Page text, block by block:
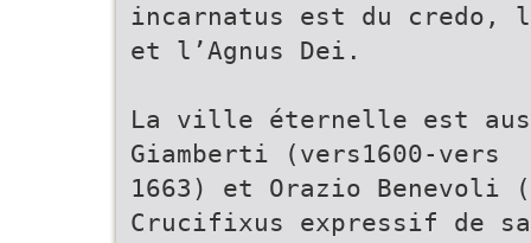
incarnatus est du credo,
et l’Agnus Dei.
La ville éternelle est
Giamberti (vers1600-vers
1663) et Orazio Benevoli
Crucifixus expressif de